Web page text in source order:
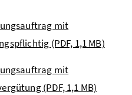
mit
(PDF, 1,1 MB)
mit
(PDF, 1,1 MB)